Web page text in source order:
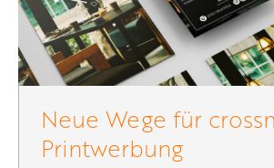
Neue Wege für
Printwerbung